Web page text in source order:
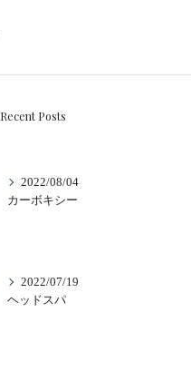
Recent Posts
2022/08/04
カーボキシー
2022/07/19
ヘッドスパ